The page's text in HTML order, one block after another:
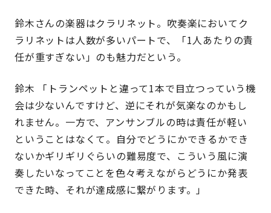
鈴木さんの楽器はクラリネット。吹奏楽においてク
ラリネットは人数が多いパートで、「1人あたりの責
任が重すぎない」のも魅力だという。
鈴木 「トランペットと違って1本で目立つっていう機
会は少ないんですけど、逆にそれが気楽なのかもし
れません。一方で、アンサンブルの時は責任が軽い
ということはなくて。自分でどうにかできるかでき
ないかギリギリぐらいの難易度で、こういう風に演
奏したいなってことを色々考えながらどうにか発表
できた時、それが達成感に繋がります。」